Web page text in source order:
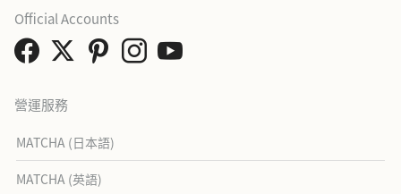
營運服務
MATCHA (日本語)
MATCHA (英語)
Official Accounts